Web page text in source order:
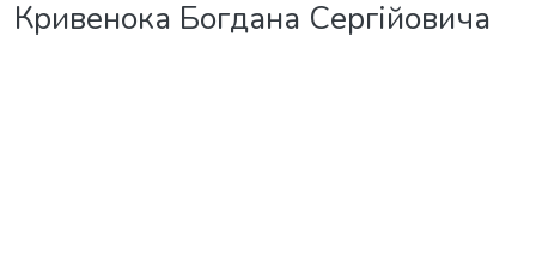
Кривенока Богдана Сергійовича